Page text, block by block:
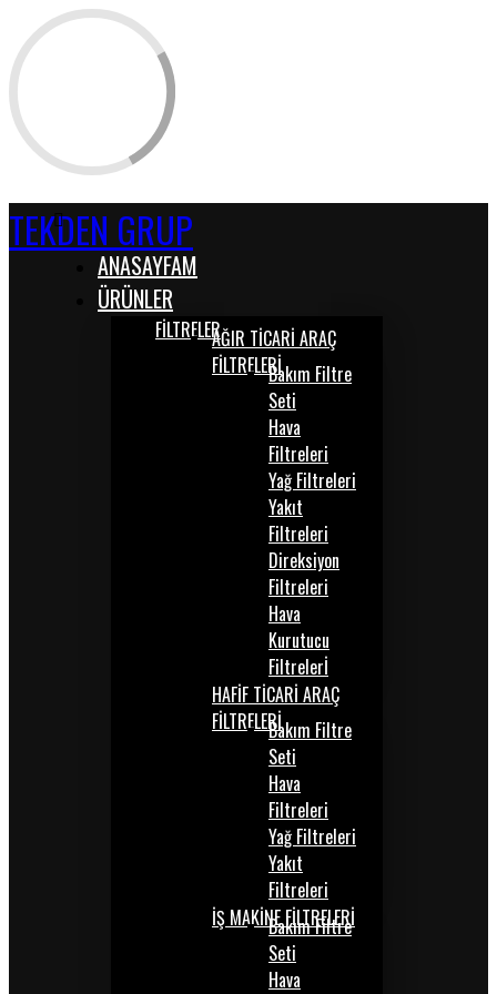
TEKDEN GRUP
ANASAYFAM
ÜRÜNLER
FİLTRELERAĞIR TİCARİ ARAÇ
FİLTRELERİBakım Filtre
Seti
Hava
Filtreleri
Yağ Filtreleri
Yakıt
Filtreleri
Direksiyon
Filtreleri
Hava
Kurutucu
Filtrelerİ
HAFİF TİCARİ ARAÇ
FİLTRELERİBakım Filtre
Seti
Hava
Filtreleri
Yağ Filtreleri
Yakıt
Filtreleri
İŞ MAKİNE FİLTRELERİ
Bakım Filtre
Seti
Hava